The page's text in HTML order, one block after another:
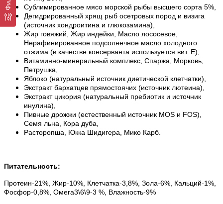
Сублимированное мясо морской рыбы высшего сорта 5%,
Дегидрированный хрящ рыб осетровых пород и визига
(источник хондроитина и глюкозамина),
Жир говяжий, Жир индейки, Масло лососевое,
Нерафинированное подсолнечное масло холодного
отжима (в качестве консерванта используется вит. E),
Витаминно-минеральный комплекс, Спаржа, Морковь,
Петрушка,
Яблоко (натуральный источник диетической клетчатки),
Экстракт бархатцев прямостоячих (источник лютеина),
Экстракт цикория (натуральный пребиотик и источник
инулина),
Пивные дрожжи (естественный источник MOS и FOS),
Семя льна, Кора дуба,
Расторопша, Юкка Шидигера, Мико Карб.
Питательность:
Протеин-21%, Жир-10%, Клетчатка-3,8%, Зола-6%, Кальций-1%,
Фосфор-0,8%, Омега3\6\9-3 %, Влажность-9%